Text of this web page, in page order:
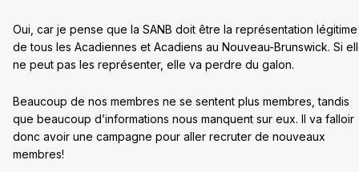
Oui, car je pense que la SANB doit être la représentation légitime
de tous les Acadiennes et Acadiens au Nouveau-Brunswick. Si
ne peut pas les représenter, elle va perdre du galon.
Beaucoup de nos membres ne se sentent plus membres, tandis
que beaucoup d’informations nous manquent sur eux. Il va falloir
donc avoir une campagne pour aller recruter de nouveaux
membres!